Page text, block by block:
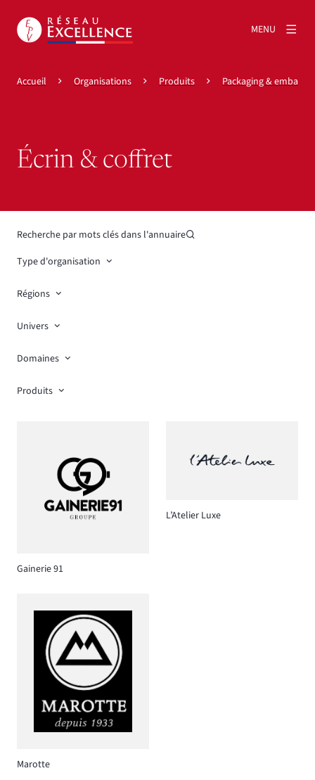
MENU
Accueil Organisations Produits Packaging &
Écrin & coffret
Recherche par mots clés dans l'annuaire
Type d'organisation
Régions
Univers
Domaines
Produits
Gainerie 91
L’Atelier Luxe
Marotte